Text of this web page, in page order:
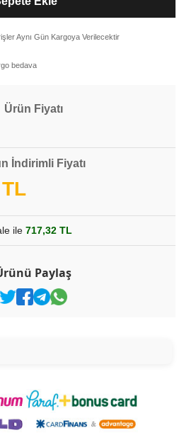
Aynı Gün Kargoya Verilecektir
bedava
Ürün Fiyatı
İndirimli Fiyatı
ile 717,32 TL
Paylaş